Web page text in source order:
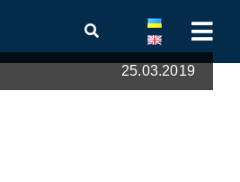
25.03.2019